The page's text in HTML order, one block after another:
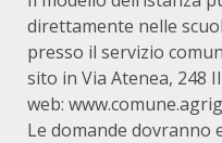
direttamente nelle
presso il servizio
sito in Via Atenea, 248
web:
Le domande dovranno